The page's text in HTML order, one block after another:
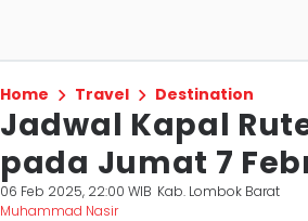
Home Travel Destination
Jadwal Kapal
pada Jumat 7
06 Feb 2025, 22:00 WIB Kab. Lombok Barat
Muhammad Nasir